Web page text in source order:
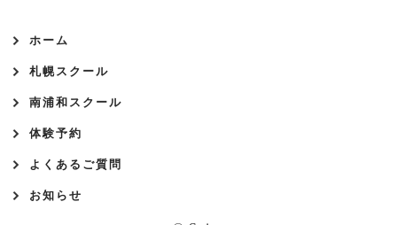
ホーム
札幌スクール
南浦和スクール
体験予約
よくあるご質問
お知らせ